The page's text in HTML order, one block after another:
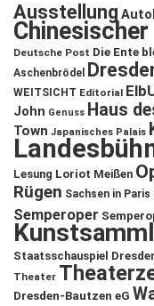
Ausstellung
Deutsche Post Die Ente
Aschenbrödel
WEITSICHT Editorial
John Genuss Haus
Town Japanisches Palais
Lesung Loriot Meißen
Rügen Sachsen in Paris
Semperoper
Staatsschauspiel
Theater
Dresden-Bautzen eG